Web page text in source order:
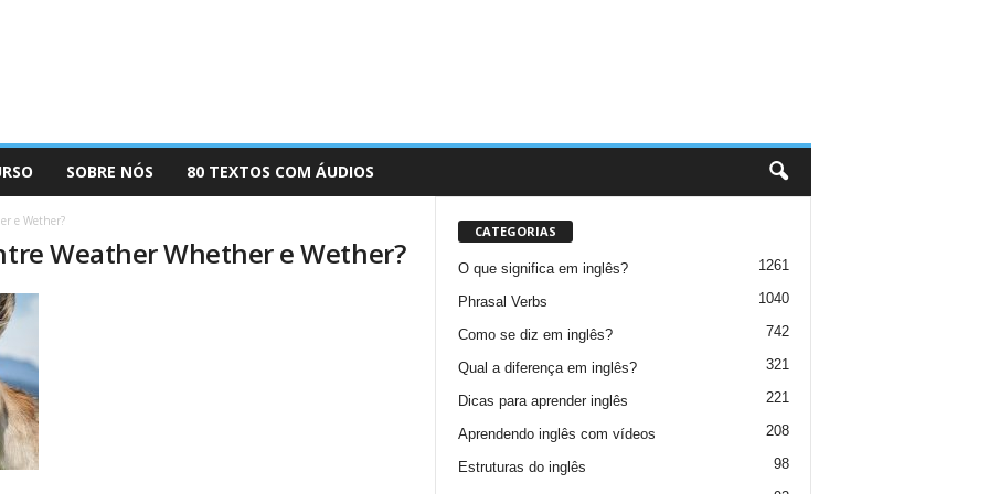
SOBRE NÓS 80 TEXTOS COM ÁUDIOS
e Wether?
Weather Whether e Wether?
CATEGORIAS
O que significa em inglês? 1261
Phrasal Verbs 1040
Como se diz em inglês? 742
Qual a diferença em inglês? 321
Dicas para aprender inglês 221
Aprendendo inglês com vídeos 208
Estruturas do inglês 98